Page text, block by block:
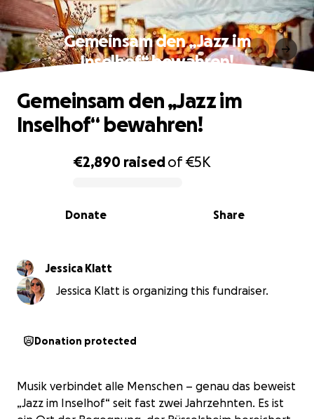
Gemeinsam den „Jazz im
Inselhof“ bewahren!
0% complete
€2,890 raisedof€5K
Share
Donate
Gemeinsam den „Jazz im
Inselhof“ bewahren!
Jessica Klatt
Jessica Klatt is organizing this fundraiser.
Donation protected
Musik verbindet alle Menschen – genau das beweist
„Jazz im Inselhof“ seit fast zwei Jahrzehnten. Es ist